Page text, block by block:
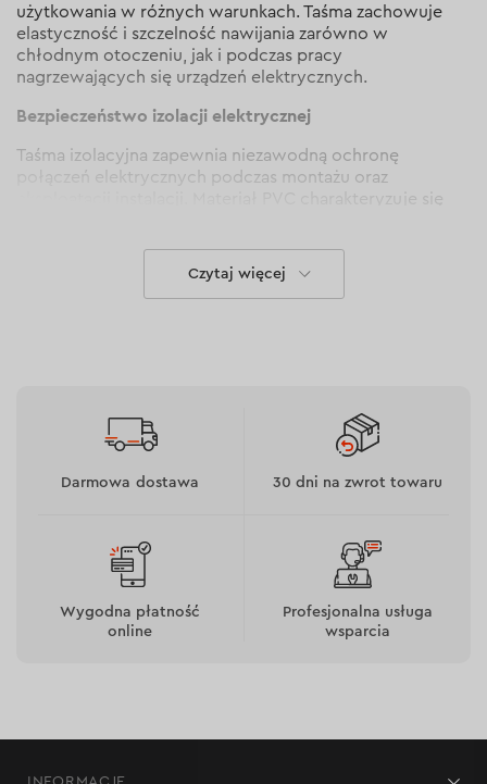
użytkowania w różnych warunkach. Taśma zachowuje
elastyczność i szczelność nawijania zarówno w
chłodnym otoczeniu, jak i podczas pracy
nagrzewających się urządzeń elektrycznych.
Bezpieczeństwo izolacji elektrycznej
Taśma izolacyjna zapewnia niezawodną ochronę
połączeń elektrycznych podczas montażu oraz
eksploatacji instalacji. Materiał PVC charakteryzuje się
Podstawowe parametry izolacji elektrycznej:
kablowych;
podłoże z PVC – tworzy stabilną warstwę
dielektryczną i zapobiega upływowi prądu;
Czytaj więcej
Darmowa dostawa 30 dni na zwrot towaru
Wygodna płatność
online
Profesjonalna usługa
wsparcia